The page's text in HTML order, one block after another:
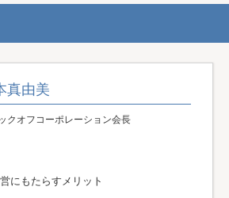
真由美
クオフコーポレーション会長
にもたらすメリット